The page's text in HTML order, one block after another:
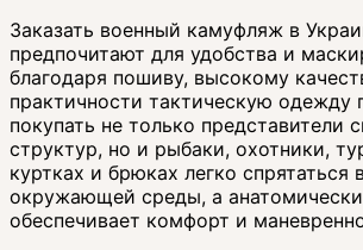
Заказать военный камуфляж в
предпочитают для удобства и
благодаря пошиву, высокому
практичности тактическую одежду
покупать не только представители
структур, но и рыбаки, охотники,
куртках и брюках легко спрятаться
окружающей среды, а
обеспечивает комфорт и